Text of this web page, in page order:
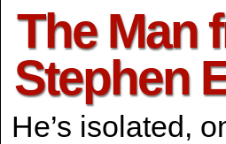
The Man
Stephen
He’s isolated,